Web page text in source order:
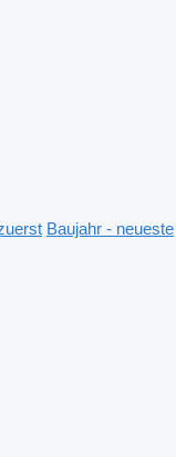
Baujahr - neueste